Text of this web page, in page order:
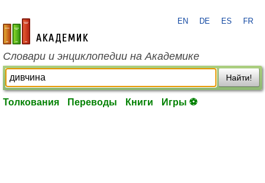
academic.ru
EN DE ES FR
Словари и энциклопедии на Академике
Найти!
Толкования Переводы Книги Игры ⚽